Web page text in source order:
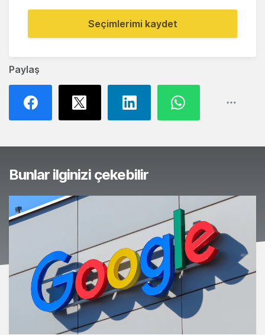
Paylaş
Seçimlerimi kaydet
Bunlar ilginizi çekebilir